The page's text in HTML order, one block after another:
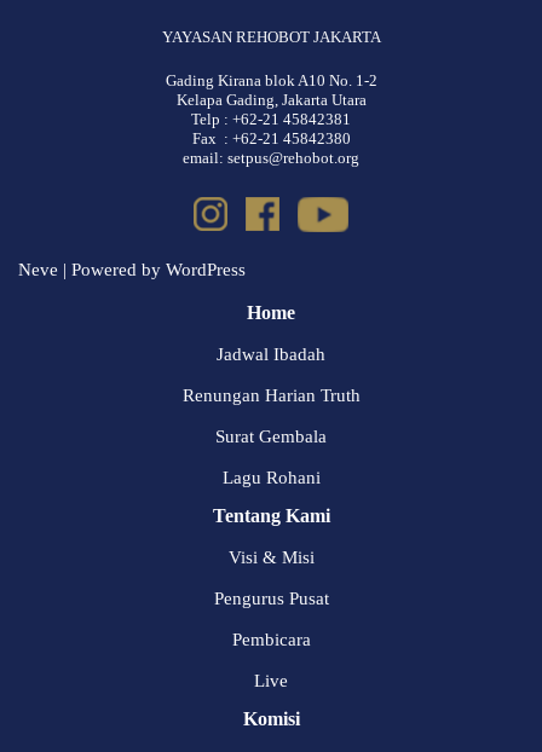
YAYASAN REHOBOT JAKARTA
Gading Kirana blok A10 No. 1-2
Kelapa Gading, Jakarta Utara
Telp : +62-21 45842381
Fax : +62-21 45842380
email: setpus@rehobot.org
Neve | Powered by WordPress
Home
Jadwal Ibadah
Renungan Harian Truth
Surat Gembala
Lagu Rohani
Tentang Kami
Visi & Misi
Pengurus Pusat
Pembicara
Live
Komisi